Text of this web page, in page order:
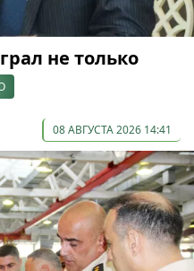
не только
08 АВГУСТА 2026 14:41